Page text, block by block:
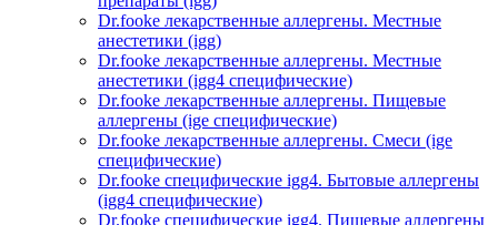
Dr.fooke лекарственные аллергены. Местные
анестетики (igg)
Dr.fooke лекарственные аллергены. Местные
анестетики (igg4 специфические)
Dr.fooke лекарственные аллергены. Пищевые
аллергены (ige специфические)
Dr.fooke лекарственные аллергены. Смеси (ige
специфические)
Dr.fooke специфические igg4. Бытовые аллергены
(igg4 специфические)
Dr.fooke специфические igg4. Пищевые аллергены